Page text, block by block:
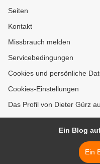
Seiten
Kontakt
Missbrauch melden
Servicebedingungen
Cookies und persönliche
Cookies-Einstellungen
Das Profil von Dieter Gürz
Ein Blog
Ein